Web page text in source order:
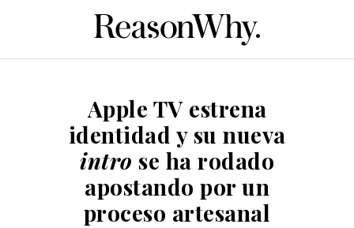
Apple TV estrena
identidad y su nueva
intro se ha rodado
apostando por un
proceso artesanal